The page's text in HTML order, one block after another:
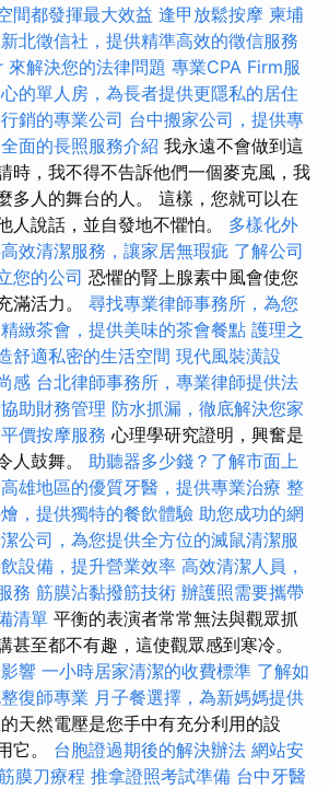
間都發揮最大效益 逢甲放鬆按摩 柬埔
新北徵信社，提供精準高效的徵信服務
解決您的法律問題 專業CPA Firm服
的單人房，為長者提供更隱私的居住
銷的專業公司 台中搬家公司，提供專
全面的長照服務介紹 我永遠不會做到這
時，我不得不告訴他們一個麥克風，我
多人的舞台的人。 這樣，您就可以在
人說話，並自發地不懼怕。 多樣化外
效清潔服務，讓家居無瑕疵 了解公司
您的公司 恐懼的腎上腺素中風會使您
滿活力。 尋找專業律師事務所，為您
精緻茶會，提供美味的茶會餐點 護理之
舒適私密的生活空間 現代風裝潢設
感 台北律師事務所，專業律師提供法
助財務管理 防水抓漏，徹底解決您家
價按摩服務 心理學研究證明，興奮是
人鼓舞。 助聽器多少錢？了解市面上
高雄地區的優質牙醫，提供專業治療 整
，提供獨特的餐飲體驗 助您成功的網
公司，為您提供全方位的滅鼠清潔服
設備，提升營業效率 高效清潔人員，
務 筋膜沾黏撥筋技術 辦護照需要攜帶
清單 平衡的表演者常常無法與觀眾抓
甚至都不有趣，這使觀眾感到寒冷。
響 一小時居家清潔的收費標準 了解如
復師專業 月子餐選擇，為新媽媽提供
天然電壓是您手中有充分利用的設
它。 台胞證過期後的解決辦法 網站安
膜刀療程 推拿證照考試準備 台中牙醫